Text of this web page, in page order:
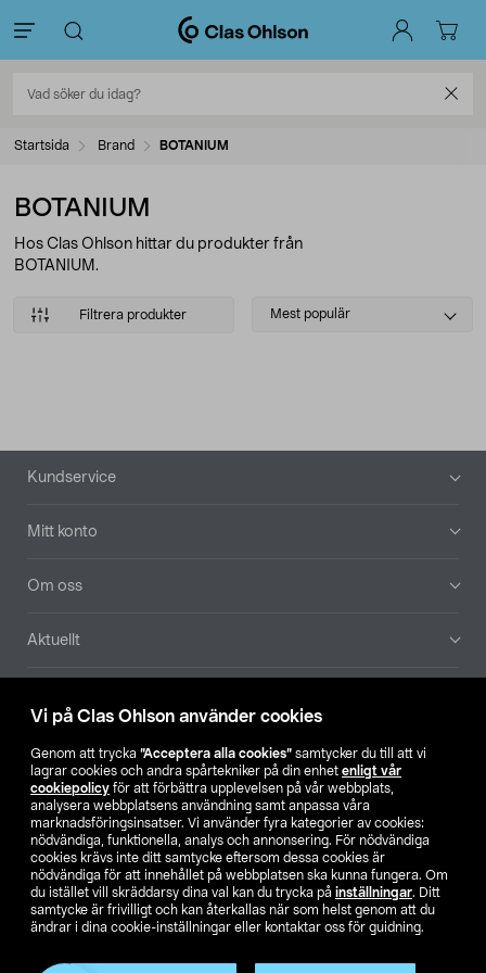
Vi på Clas Ohlson använder cookies
Genom att trycka ”Acceptera alla cookies” samtycker du till att vi
lagrar cookies och andra spårtekniker på din enhet enligt vår
cookiepolicy för att förbättra upplevelsen på vår webbplats,
analysera webbplatsens användning samt anpassa våra
marknadsföringsinsatser. Vi använder fyra kategorier av cookies:
nödvändiga, funktionella, analys och annonsering. För nödvändiga
cookies krävs inte ditt samtycke eftersom dessa cookies är
nödvändiga för att innehållet på webbplatsen ska kunna fungera. Om
du istället vill skräddarsy dina val kan du trycka på inställningar. Ditt
samtycke är frivilligt och kan återkallas när som helst genom att du
ändrar i dina cookie-inställningar eller kontaktar oss för guidning.
Startsida Brand BOTANIUM
BOTANIUM
Hos Clas Ohlson hittar du produkter från
BOTANIUM.
Filtrera produkter
Select
Mest populär
Sidfot
Kundservice
Mitt konto
Om oss
Aktuellt
Hitta butik
SE NO FI
Ändra till priser exklusive moms